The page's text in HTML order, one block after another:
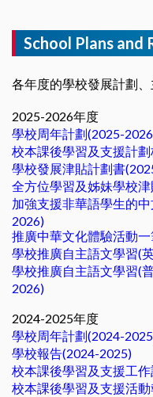
School Plans and
各年度的學校發展計劃、
2025-2026年度
學校周年計劃(2025-
校本課後學習及支援計
學校發展津貼計劃書
全方位學習及姊妹學校
加強支援非華語學生的
2026)
推廣中華文化體驗活動
學校推廣自主語文學習(
學校推廣自主語文學習(
2026)
2024-2025年度
學校周年計劃(2024-
學校報告(2024-2025)
校本課後學習及支援工
校本課後學習及支援活